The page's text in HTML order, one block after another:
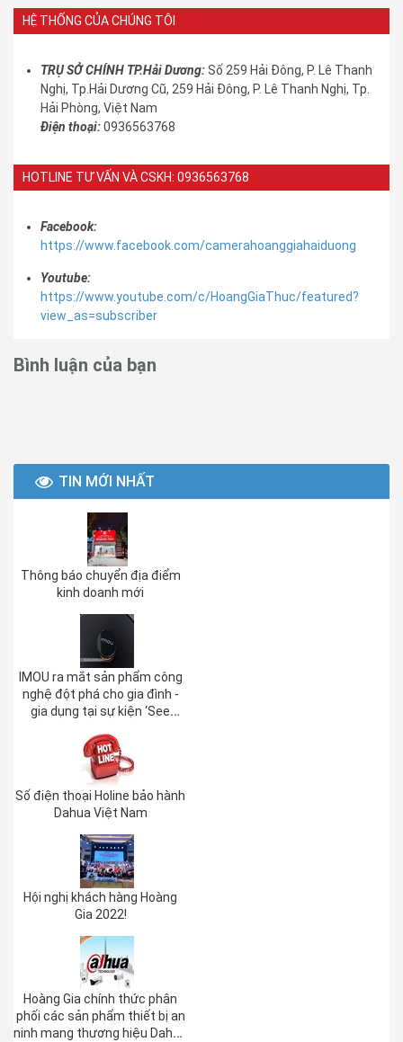
HỆ THỐNG CỦA CHÚNG TÔI
TRỤ SỞ CHÍNH TP.Hải Dương:Số 259 Hải Đông, P. Lê Thanh
Nghị, Tp.Hải Dương Cũ, 259 Hải Đông, P. Lê Thanh Nghị, Tp.
Hải Phòng, Việt Nam
Điện thoại:0936563768
HOTLINE TƯ VẤN VÀ CSKH: 0936563768
Facebook:
https://www.facebook.com/camerahoanggiahaiduong
Youtube:
https://www.youtube.com/c/HoangGiaThuc/featured?
view_as=subscriber
Bình luận của bạn
TIN MỚI NHẤT
Thông báo chuyển địa điểm
kinh doanh mới
IMOU ra mắt sản phẩm công
nghệ đột phá cho gia đình -
gia dụng tại sự kiện ‘See
Số điện thoại Holine bảo hành
Dahua Việt Nam
Hội nghị khách hàng Hoàng
Gia 2022!
Hoàng Gia chính thức phân
phối các sản phẩm thiết bị an
ninh mang thương hiệu Dahua